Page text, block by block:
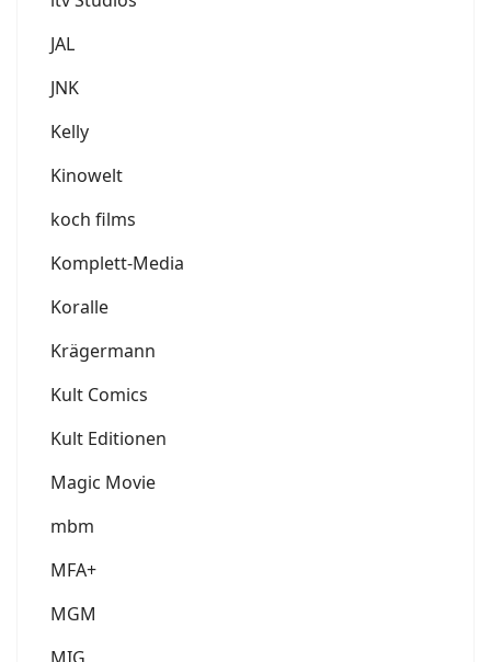
JAL
JNK
Kelly
Kinowelt
koch films
Komplett-Media
Koralle
Krägermann
Kult Comics
Kult Editionen
Magic Movie
mbm
MFA+
MGM